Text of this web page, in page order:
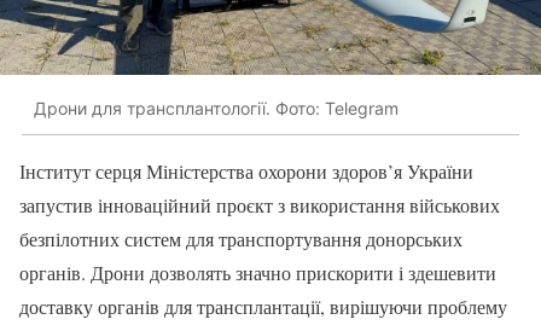
Дрони для трансплантології. Фото: Telegram
Інститут серця Міністерства охорони здоров’я України
запустив інноваційний проєкт з використання військових
безпілотних систем для транспортування донорських
органів. Дрони дозволять значно прискорити і здешевити
доставку органів для трансплантації, вирішуючи проблему